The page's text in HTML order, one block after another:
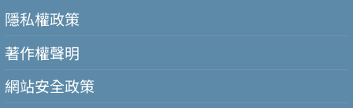
隱私權政策
著作權聲明
網站安全政策